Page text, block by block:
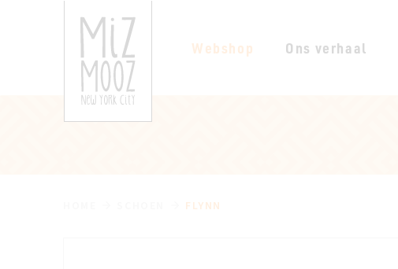
Webshop Ons verhaal
FLYNN